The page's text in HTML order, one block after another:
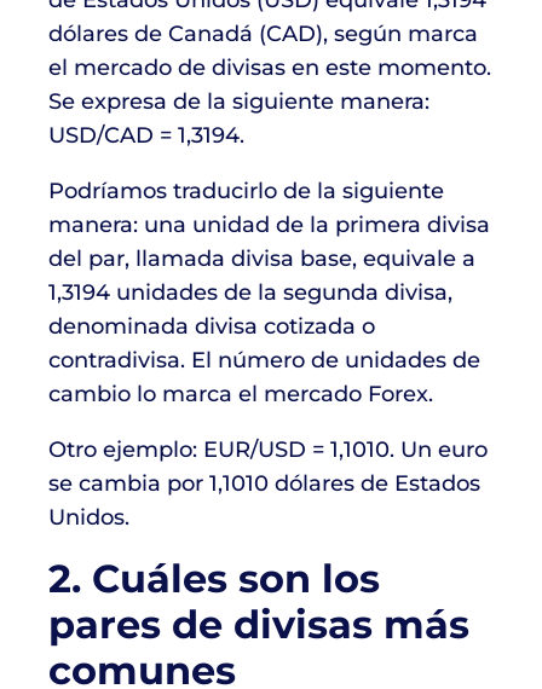
dólares de Canadá (CAD), según marca
el mercado de divisas en este momento.
Se expresa de la siguiente manera:
USD/CAD = 1,3194.
Podríamos traducirlo de la siguiente
manera: una unidad de la primera divisa
del par, llamada divisa base, equivale a
1,3194 unidades de la segunda divisa,
denominada divisa cotizada o
contradivisa. El número de unidades de
cambio lo marca el mercado Forex.
Otro ejemplo: EUR/USD = 1,1010. Un euro
se cambia por 1,1010 dólares de Estados
Unidos.
2. Cuáles son los
pares de divisas más
comunes